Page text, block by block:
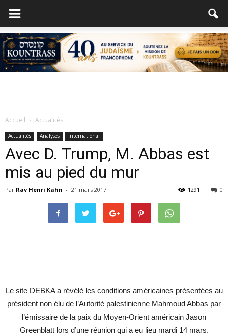
Accueil Actualités
Actualités Analyses International
Avec D. Trump, M. Abbas est
mis au pied du mur
Par Rav Henri Kahn - 21 mars 2017 0
1291
Le site DEBKA a révélé les conditions américaines présentées au
président non élu de l’Autorité palestinienne Mahmoud Abbas par
l’émissaire de la paix du Moyen-Orient américain Jason
Greenblatt lors d’une réunion qui a eu lieu mardi 14 mars.